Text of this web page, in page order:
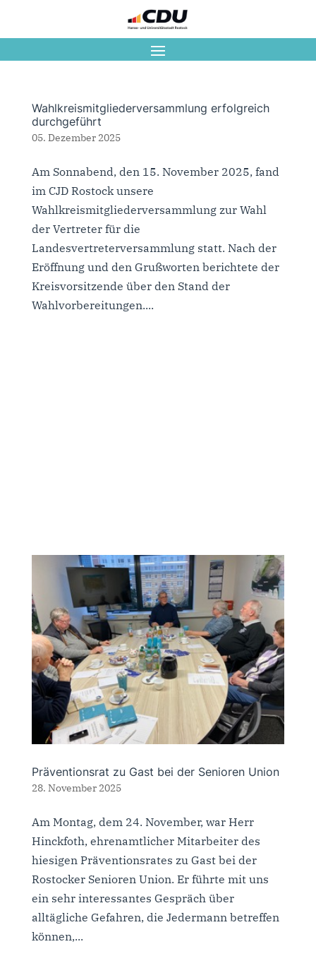
Wahlkreismitgliederversammlung erfolgreich
durchgeführt
05. Dezember 2025
Am Sonnabend, den 15. November 2025, fand
im CJD Rostock unsere
Wahlkreismitgliederversammlung zur Wahl
der Vertreter für die
Landesvertreterversammlung statt. Nach der
Eröffnung und den Grußworten berichtete der
Kreisvorsitzende über den Stand der
Wahlvorbereitungen....
Präventionsrat zu Gast bei der Senioren Union
28. November 2025
Am Montag, dem 24. November, war Herr
Hinckfoth, ehrenamtlicher Mitarbeiter des
hiesigen Präventionsrates zu Gast bei der
Rostocker Senioren Union. Er führte mit uns
ein sehr interessantes Gespräch über
alltägliche Gefahren, die Jedermann betreffen
können,...